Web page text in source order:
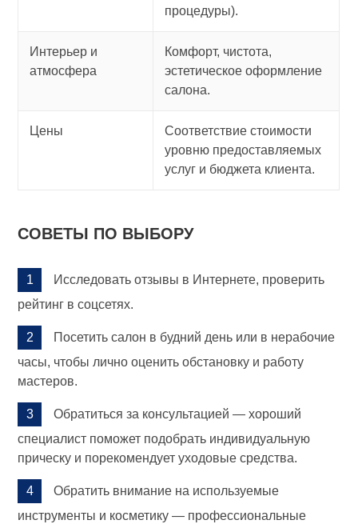
процедуры).
Интерьер и
атмосфера
Комфорт, чистота,
эстетическое оформление
салона.
Цены
Соответствие стоимости
уровню предоставляемых
услуг и бюджета клиента.
СОВЕТЫ ПО ВЫБОРУ
Исследовать отзывы в Интернете, проверить
рейтинг в соцсетях.
Посетить салон в будний день или в нерабочие
часы, чтобы лично оценить обстановку и работу
мастеров.
Обратиться за консультацией — хороший
специалист поможет подобрать индивидуальную
прическу и порекомендует уходовые средства.
Обратить внимание на используемые
инструменты и косметику — профессиональные